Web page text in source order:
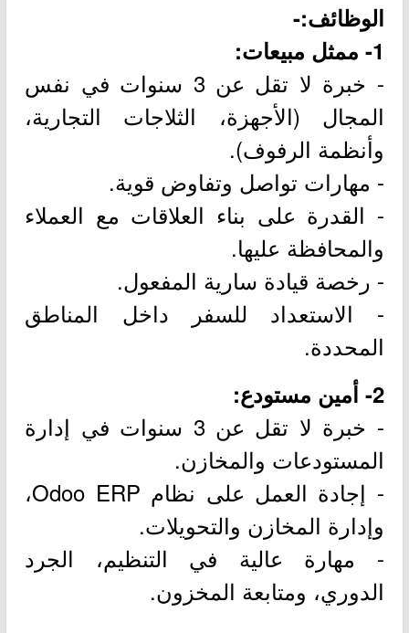
الوظائف:-
1- ممثل مبيعات:
- خبرة لا تقل عن 3 سنوات في نفس
المجال (الأجهزة، الثلاجات التجارية،
وأنظمة الرفوف).
- مهارات تواصل وتفاوض قوية.
- القدرة على بناء العلاقات مع العملاء
والمحافظة عليها.
- رخصة قيادة سارية المفعول.
- الاستعداد للسفر داخل المناطق
المحددة.
2- أمين مستودع:
- خبرة لا تقل عن 3 سنوات في إدارة
المستودعات والمخازن.
- إجادة العمل على نظام Odoo ERP،
وإدارة المخازن والتحويلات.
- مهارة عالية في التنظيم، الجرد
الدوري، ومتابعة المخزون.